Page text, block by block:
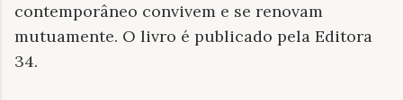
contemporâneo convivem e se renovam
mutuamente. O livro é publicado pela Editora
34.